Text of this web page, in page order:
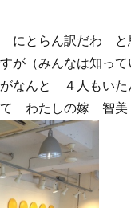
とらん訳だわ と
が（みんなは知っ
なんと ４人もいた
わたしの嫁 智美